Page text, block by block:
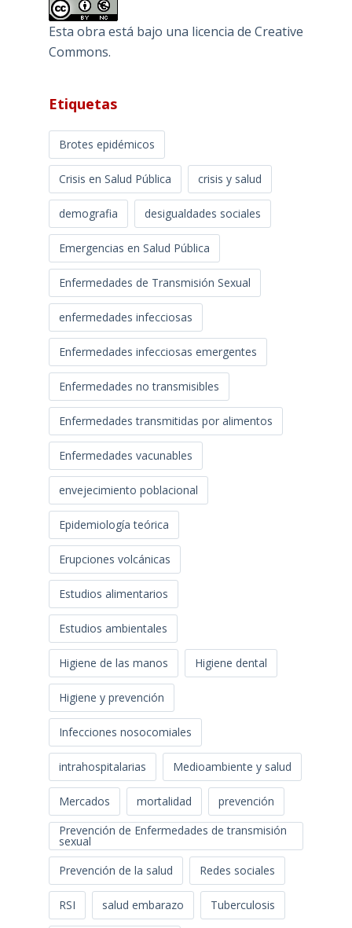
Esta obra está bajo una licencia de Creative
Commons.
Etiquetas
Brotes epidémicos
Crisis en Salud Pública crisis y salud
demografia desigualdades sociales
Emergencias en Salud Pública
Enfermedades de Transmisión Sexual
enfermedades infecciosas
Enfermedades infecciosas emergentes
Enfermedades no transmisibles
Enfermedades transmitidas por alimentos
Enfermedades vacunables
envejecimiento poblacional
Epidemiología teórica
Erupciones volcánicas
Estudios alimentarios
Estudios ambientales
Higiene de las manos Higiene dental
Higiene y prevención
Infecciones nosocomiales
intrahospitalarias Medioambiente y salud
Mercados mortalidad
prevención
Prevención de Enfermedades de transmisión
sexual
Prevención de la salud
Redes sociales
RSI salud embarazo Tuberculosis